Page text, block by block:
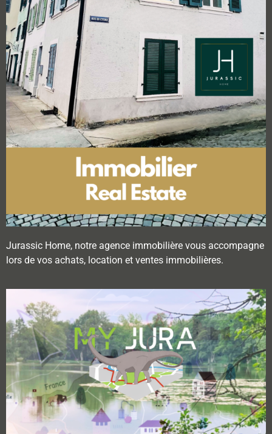
Jurassic Home, notre agence immobilière vous accompagne
lors de vos achats, location et ventes immobilières.